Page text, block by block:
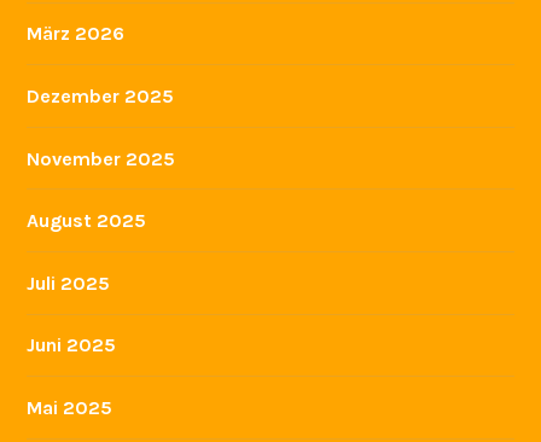
März 2026
Dezember 2025
November 2025
August 2025
Juli 2025
Juni 2025
Mai 2025